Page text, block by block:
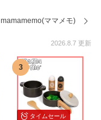
mamamemo(ママメモ)
2026.8.7 更新
タイムセール
3